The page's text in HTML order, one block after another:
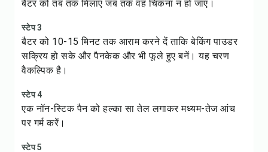
बैटर को तब तक मिलाएं जब तक वह चिकना न हो जाए।
स्टेप 3
बैटर को 10-15 मिनट तक आराम करने दें ताकि बेकिंग पाउडर
सक्रिय हो सके और पैनकेक और भी फूले हुए बनें। यह चरण
वैकल्पिक है।
स्टेप 4
एक नॉन-स्टिक पैन को हल्का सा तेल लगाकर मध्यम-तेज आंच
पर गर्म करें।
स्टेप 5